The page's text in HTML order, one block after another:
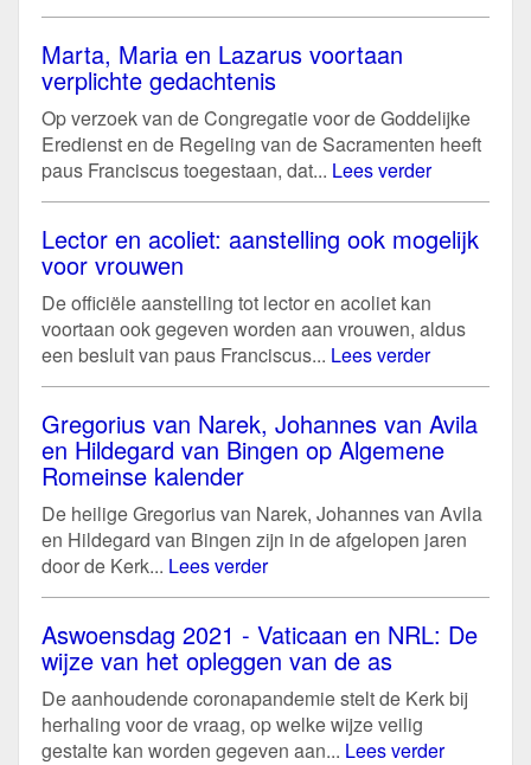
Marta, Maria en Lazarus voortaan
verplichte gedachtenis
Op verzoek van de Congregatie voor de Goddelijke
Eredienst en de Regeling van de Sacramenten heeft
paus Franciscus toegestaan, dat... Lees verder
Lector en acoliet: aanstelling ook mogelijk
voor vrouwen
De officiële aanstelling tot lector en acoliet kan
voortaan ook gegeven worden aan vrouwen, aldus
een besluit van paus Franciscus... Lees verder
Gregorius van Narek, Johannes van Avila
en Hildegard van Bingen op Algemene
Romeinse kalender
De heilige Gregorius van Narek, Johannes van Avila
en Hildegard van Bingen zijn in de afgelopen jaren
door de Kerk... Lees verder
Aswoensdag 2021 - Vaticaan en NRL: De
wijze van het opleggen van de as
De aanhoudende coronapandemie stelt de Kerk bij
herhaling voor de vraag, op welke wijze veilig
gestalte kan worden gegeven aan... Lees verder